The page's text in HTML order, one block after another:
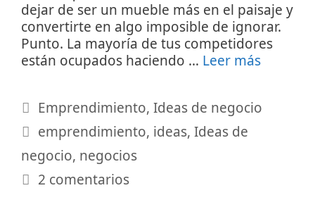
dejar de ser un mueble más en el paisaje y
convertirte en algo imposible de ignorar.
Punto. La mayoría de tus competidores
están ocupados haciendo … Leer más
Categorías
Emprendimiento,Ideas de negocio
Etiquetas
emprendimiento, ideas,Ideas de
negocio, negocios
2 comentarios